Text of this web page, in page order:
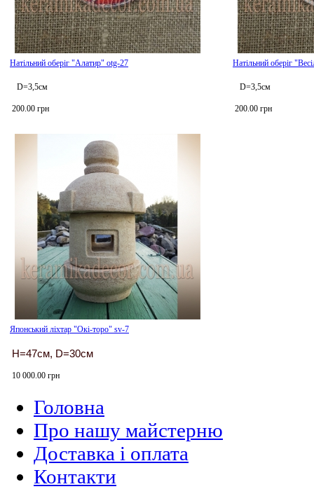
Натільний оберіг "Алатир" otg-27
D=3,5см
200.00 грн
Натільний оберіг
D=3,5см
200.00 грн
Японський ліхтар "Окі-торо" sv-7
H=47см, D=30см
10 000.00 грн
Головна
Про нашу майстерню
Доставка і оплата
Контакти